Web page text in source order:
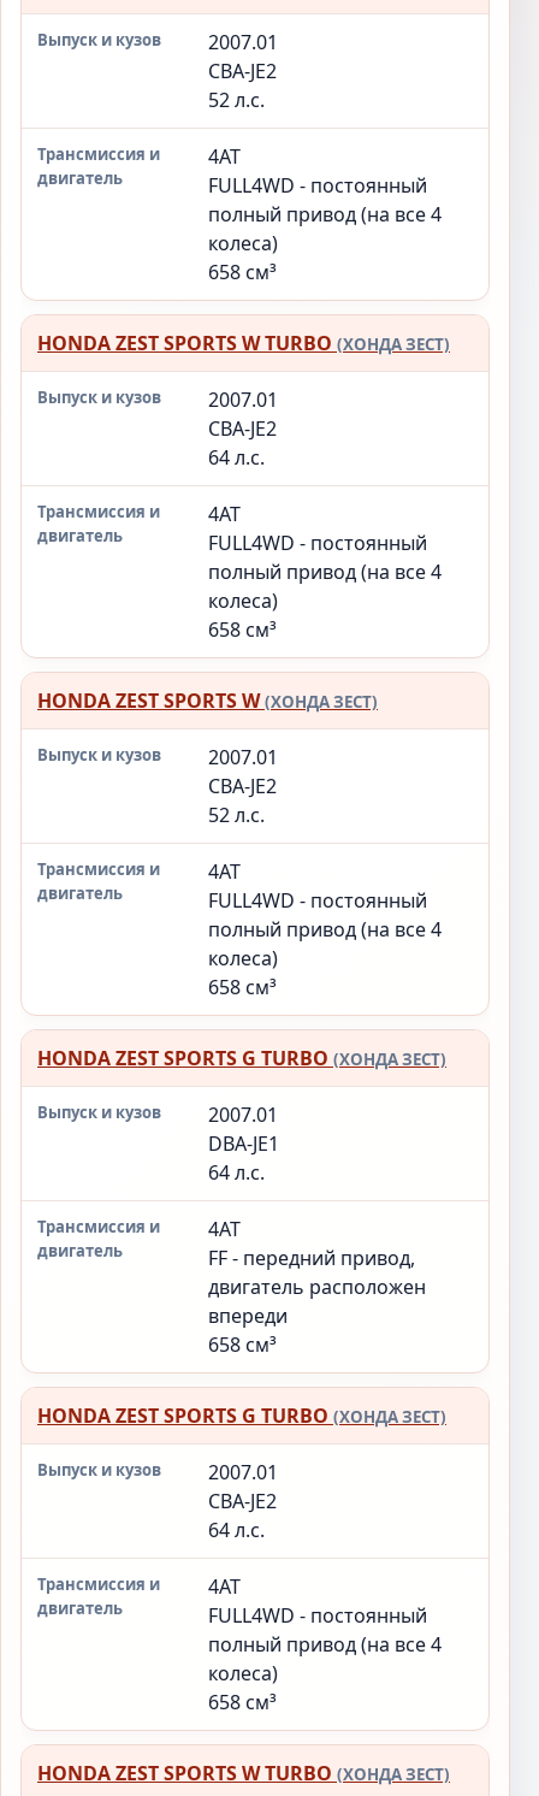
2007.01
CBA-JE2
52 л.с.
4AT
FULL4WD - постоянный
полный привод (на все 4
колеса)
658 см³
HONDA ZEST SPORTS W TURBO (ХОНДА ЗЕСТ)
2007.01
CBA-JE2
64 л.с.
4AT
FULL4WD - постоянный
полный привод (на все 4
колеса)
658 см³
HONDA ZEST SPORTS W(ХОНДА ЗЕСТ)
2007.01
CBA-JE2
52 л.с.
4AT
FULL4WD - постоянный
полный привод (на все 4
колеса)
658 см³
HONDA ZEST SPORTS G TURBO (ХОНДА ЗЕСТ)
2007.01
DBA-JE1
64 л.с.
4AT
FF - передний привод,
двигатель расположен
впереди
658 см³
HONDA ZEST SPORTS G TURBO (ХОНДА ЗЕСТ)
2007.01
CBA-JE2
64 л.с.
4AT
FULL4WD - постоянный
полный привод (на все 4
колеса)
658 см³
HONDA ZEST SPORTS W TURBO (ХОНДА ЗЕСТ)